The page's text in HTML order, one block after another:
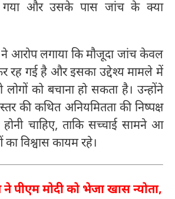
गया और उसके पास जांच के क्या
आरोप लगाया कि मौजूदा जांच केवल
रह गई है और इसका उद्देश्य मामले में
लोगों को बचाना हो सकता है। उन्होंने
की कथित अनियमितता की निष्पक्ष
होनी चाहिए, ताकि सच्चाई सामने आ
विश्वास कायम रहे।
ने पीएम मोदी को भेजा खास न्योता,